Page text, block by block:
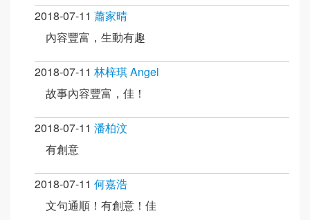
2018-07-11 蕭家晴
內容豐富，生動有趣
2018-07-11 林梓琪 Angel
故事內容豐富，佳！
2018-07-11 潘柏汶
有創意
2018-07-11 何嘉浩
文句通順！有創意！佳